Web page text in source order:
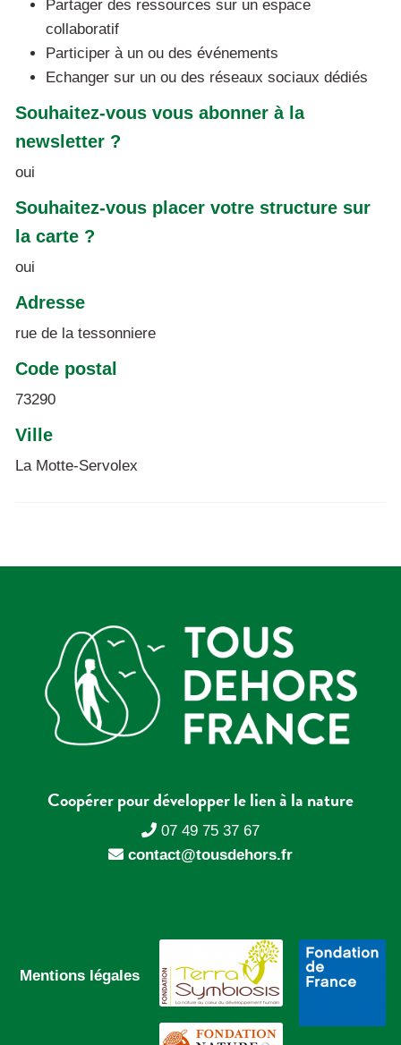
Partager des ressources sur un espace
collaboratif
Participer à un ou des événements
Echanger sur un ou des réseaux sociaux dédiés
Souhaitez-vous vous abonner à la
newsletter ?
oui
Souhaitez-vous placer votre structure sur
la carte ?
oui
Adresse
rue de la tessonniere
Code postal
73290
Ville
La Motte-Servolex
Coopérer pour développer le lien à la nature
07 49 75 37 67
contact@tousdehors.fr
Mentions légales